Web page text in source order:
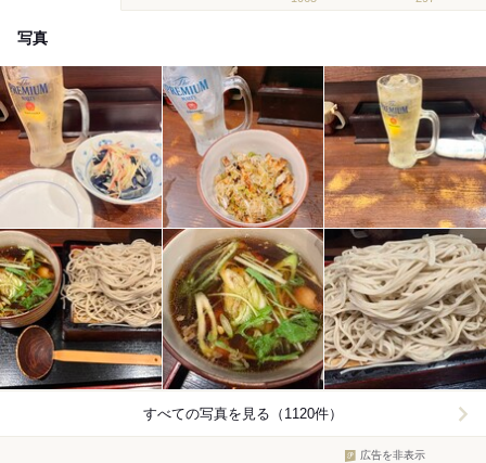
写真
すべての写真を見る（1120件）
広告を非表示